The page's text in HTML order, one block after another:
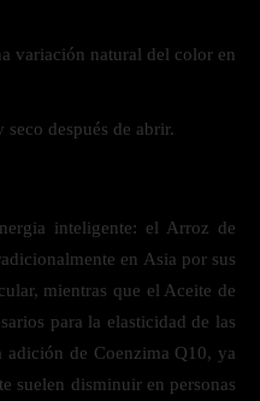
variación natural del color en
después de abrir.
inteligente: el Arroz de
en Asia por sus
mientras que el Aceite de
para la elasticidad de las
adición de Coenzima Q10, ya
suelen disminuir en personas